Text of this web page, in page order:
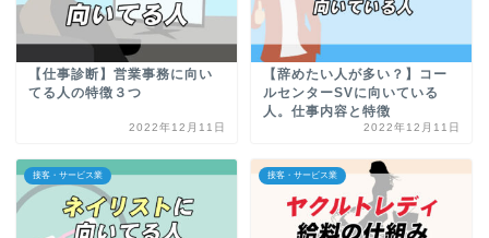
【仕事診断】営業事務に向い
てる人の特徴３つ
2022年12月11日
【辞めたい人が多い？】コー
ルセンターSVに向いている
人。仕事内容と特徴
2022年12月11日
接客・サービス業 接客・サービス業